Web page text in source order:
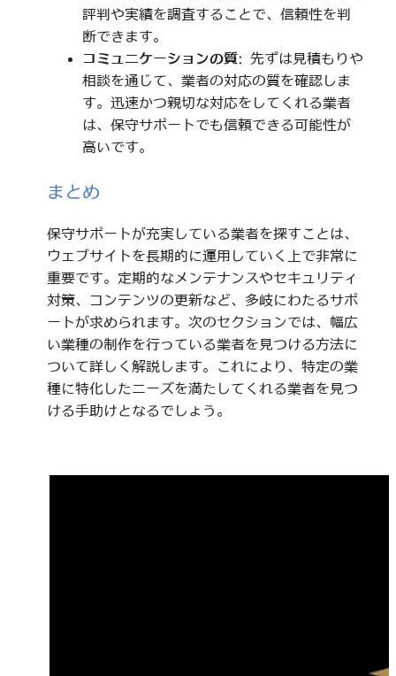
評判や実績を調査することで、信頼性を判
断できます。
コミュニケーションの質: 先ずは見積もりや
相談を通じて、業者の対応の質を確認しま
す。迅速かつ親切な対応をしてくれる業者
は、保守サポートでも信頼できる可能性が
高いです。
まとめ
保守サポートが充実している業者を探すことは、
ウェブサイトを長期的に運用していく上で非常に
重要です。定期的なメンテナンスやセキュリティ
対策、コンテンツの更新など、多岐にわたるサポ
ートが求められます。次のセクションでは、幅広
い業種の制作を行っている業者を見つける方法に
ついて詳しく解説します。これにより、特定の業
種に特化したニーズを満たしてくれる業者を見つ
ける手助けとなるでしょう。